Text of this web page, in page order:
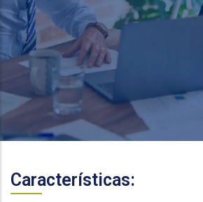
Características: